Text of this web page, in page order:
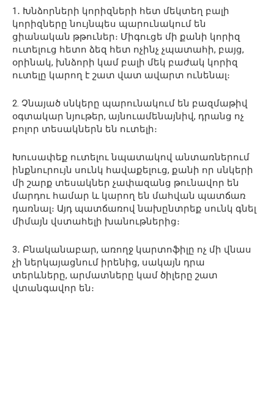
1․ Խնձորների կորիզների հետ մեկտեղ բալի
կորիզները նույնպես պարունակում են
ցիանական թթուներ։ Միգուցե մի քանի կորիզ
ուտելուց հետո ձեզ հետ ոչինչ չպատահի, բայց,
օրինակ, խնձորի կամ բալի մեկ բաժակ կորիզ
ուտելը կարող է շատ վատ ավարտ ունենալ։
2. Չնայած սնկերը պարունակում են բազմաթիվ
օգտակար նյութեր, այնուամենայնիվ, դրանց ոչ
բոլոր տեսակներն են ուտելի։
Խուսափեք ուտելու նպատակով անտառներում
ինքնուրույն սունկ հավաքելուց, քանի որ սնկերի
մի շարք տեսակներ չափազանց թունավոր են
մարդու համար և կարող են մահվան պատճառ
դառնալ։ Այդ պատճառով նախընտրեք սունկ գնել
միմայն վստահելի խանութներից։
3․ Բնականաբար, առողջ կարտոֆիլը ոչ մի վնաս
չի ներկայացնում իրենից, սակայն դրա
տերևները, արմատները կամ ծիլերը շատ
վտանգավոր են։